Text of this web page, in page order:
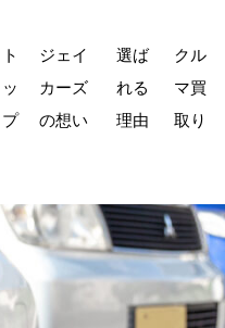
ト
ッ
プ
ジェイ
カーズ
の想い
選ば
れる
理由
クル
マ買
取り